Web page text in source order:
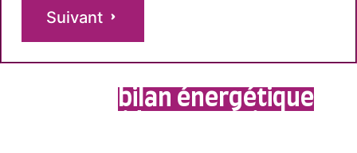
Suivant
bilan énergétique